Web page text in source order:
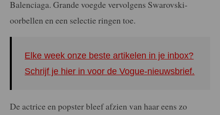
Balenciaga. Grande voegde vervolgens Swarovski-
oorbellen en een selectie ringen toe.
Elke week onze beste artikelen in je inbox?
Schrijf je hier in voor de Vogue-nieuwsbrief.
De actrice en popster bleef afzien van haar eens zo